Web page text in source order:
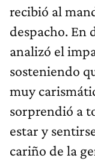
recibió al
despacho. En
analizó el
sosteniendo
muy
sorprendió a
estar y
cariño de la